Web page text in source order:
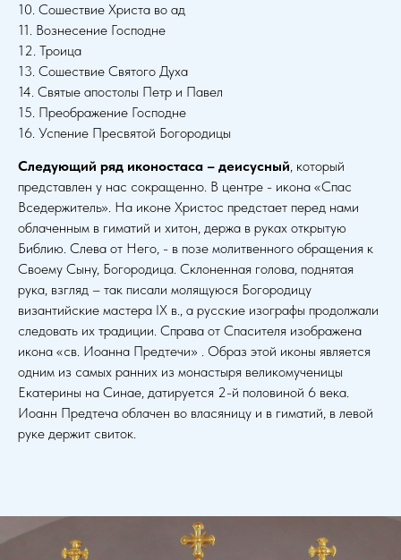
10. Сошествие Христа во ад
11. Вознесение Господне
12. Троица
13. Сошествие Святого Духа
14. Святые апостолы Петр и Павел
15. Преображение Господне
16. Успение Пресвятой Богородицы
Следующий ряд иконостаса – деисусный, который
представлен у нас сокращенно. В центре - икона «Спас
Вседержитель». На иконе Христос предстает перед нами
облаченным в гиматий и хитон, держа в руках открытую
Библию. Слева от Него, - в позе молитвенного обращения к
Своему Сыну, Богородица. Склоненная голова, поднятая
рука, взгляд – так писали молящуюся Богородицу
византийские мастера IX в., а русские изографы продолжали
следовать их традиции. Справа от Спасителя изображена
икона «св. Иоанна Предтечи» . Образ этой иконы является
одним из самых ранних из монастыря великомученицы
Екатерины на Синае, датируется 2-й половиной 6 века.
Иоанн Предтеча облачен во власяницу и в гиматий, в левой
руке держит свиток.